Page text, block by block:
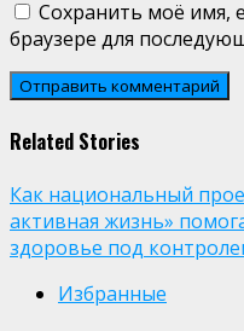
Сохранить моё имя,
браузере для
Related Stories
Как национальный
активная жизнь»
здоровье под
Избранные